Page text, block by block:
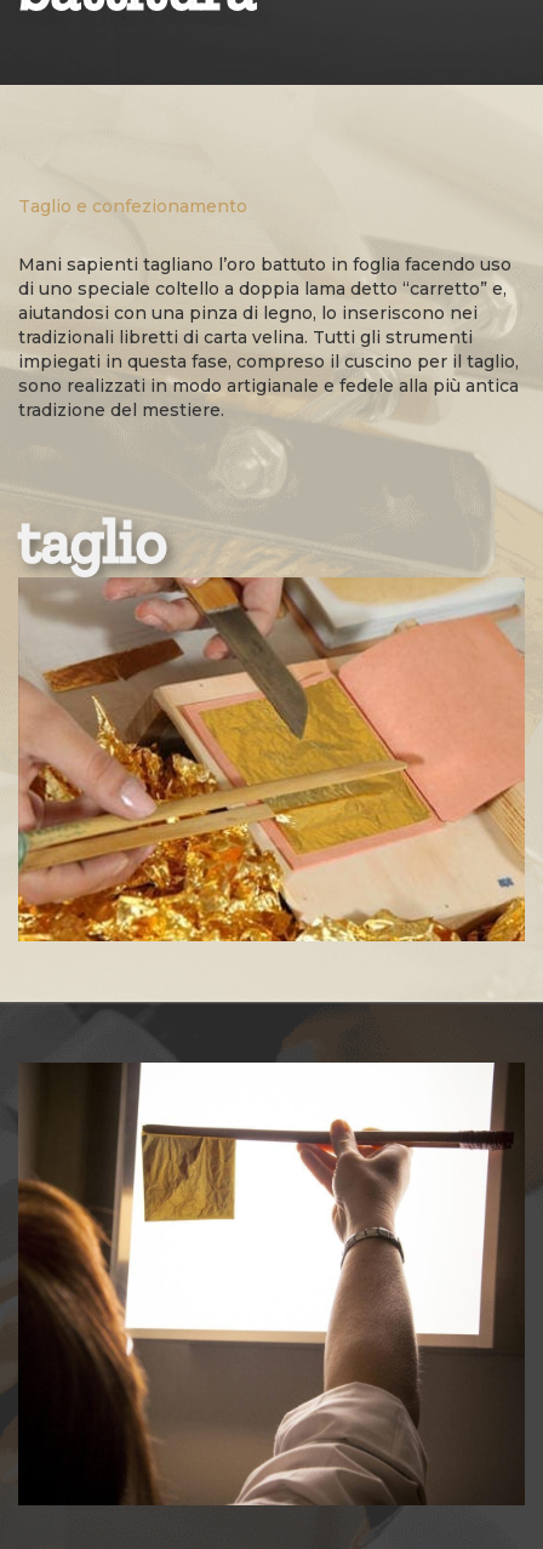
Taglio e confezionamento
Mani sapienti tagliano l’oro battuto in foglia facendo uso
di uno speciale coltello a doppia lama detto “carretto” e,
aiutandosi con una pinza di legno, lo inseriscono nei
tradizionali libretti di carta velina. Tutti gli strumenti
impiegati in questa fase, compreso il cuscino per il taglio,
sono realizzati in modo artigianale e fedele alla più antica
tradizione del mestiere.
taglio